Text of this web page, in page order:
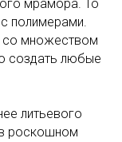
мрамора. То
полимерами.
множеством
создать любые
литьевого
роскошном